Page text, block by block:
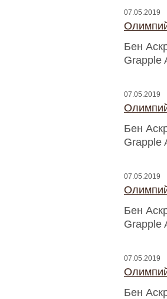
07.05.2019
Бен
Grapple
07.05.2019
Бен
Grapple
07.05.2019
Бен
Grapple
07.05.2019
Бен